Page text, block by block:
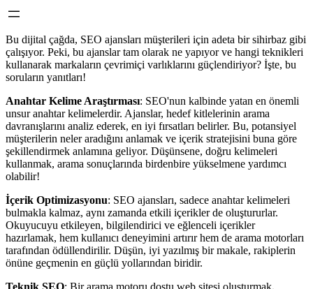
Bu dijital çağda, SEO ajansları müşterileri için adeta bir sihirbaz gibi
çalışıyor. Peki, bu ajanslar tam olarak ne yapıyor ve hangi teknikleri
kullanarak markaların çevrimiçi varlıklarını güçlendiriyor? İşte, bu
soruların yanıtları!
Anahtar Kelime Araştırması: SEO'nun kalbinde yatan en önemli
unsur anahtar kelimelerdir. Ajanslar, hedef kitlelerinin arama
davranışlarını analiz ederek, en iyi fırsatları belirler. Bu, potansiyel
müşterilerin neler aradığını anlamak ve içerik stratejisini buna göre
şekillendirmek anlamına geliyor. Düşünsene, doğru kelimeleri
kullanmak, arama sonuçlarında birdenbire yükselmene yardımcı
olabilir!
İçerik Optimizasyonu: SEO ajansları, sadece anahtar kelimeleri
bulmakla kalmaz, aynı zamanda etkili içerikler de oluştururlar.
Okuyucuyu etkileyen, bilgilendirici ve eğlenceli içerikler
hazırlamak, hem kullanıcı deneyimini artırır hem de arama motorları
tarafından ödüllendirilir. Düşün, iyi yazılmış bir makale, rakiplerin
önüne geçmenin en güçlü yollarından biridir.
Teknik SEO: Bir arama motoru dostu web sitesi oluşturmak,